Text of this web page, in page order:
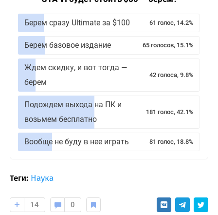
Берем сразу Ultimate за $100 61 голос, 14.2%
Берем базовое издание 65 голосов, 15.1%
Ждем скидку, и вот тогда —
берем
42 голоса, 9.8%
Подождем выхода на ПК и
возьмем бесплатно
181 голос, 42.1%
Вообще не буду в нее играть 81 голос, 18.8%
Теги: Наука
14 0